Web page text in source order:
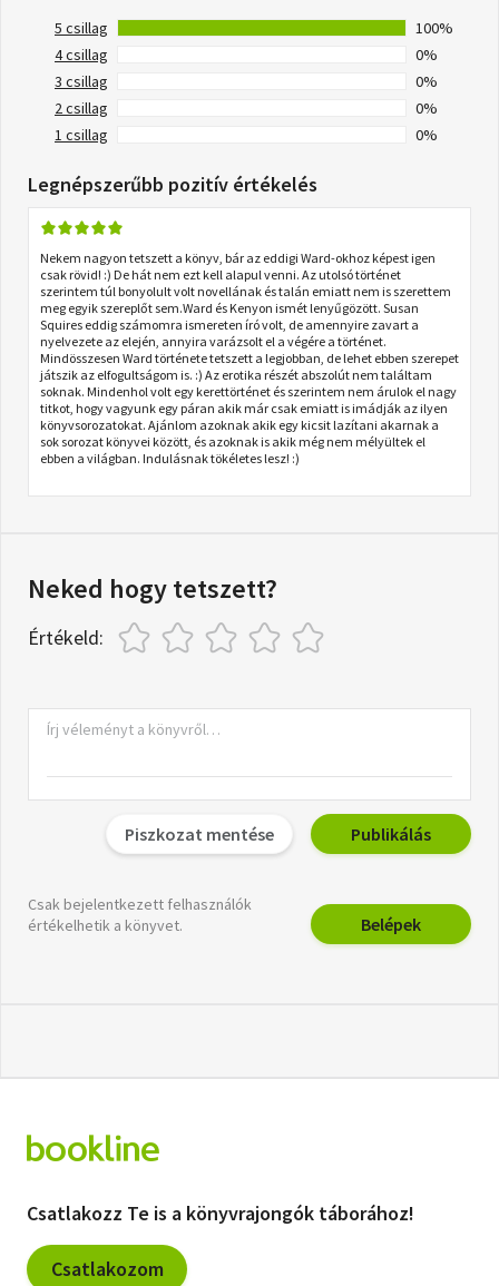
5 csillag
100%
4 csillag
0%
3 csillag
0%
2 csillag
0%
1 csillag
0%
Legnépszerűbb pozitív értékelés
Nekem nagyon tetszett a könyv, bár az eddigi Ward-okhoz képest igen
csak rövid! :) De hát nem ezt kell alapul venni. Az utolsó történet
szerintem túl bonyolult volt novellának és talán emiatt nem is szerettem
meg egyik szereplőt sem.Ward és Kenyon ismét lenyűgözött. Susan
Squires eddig számomra ismereten író volt, de amennyire zavart a
nyelvezete az elején, annyira varázsolt el a végére a történet.
Mindösszesen Ward története tetszett a legjobban, de lehet ebben szerepet
játszik az elfogultságom is. :) Az erotika részét abszolút nem találtam
soknak. Mindenhol volt egy kerettörténet és szerintem nem árulok el nagy
titkot, hogy vagyunk egy páran akik már csak emiatt is imádják az ilyen
könyvsorozatokat. Ajánlom azoknak akik egy kicsit lazítani akarnak a
sok sorozat könyvei között, és azoknak is akik még nem mélyültek el
ebben a világban. Indulásnak tökéletes lesz! :)
Neked hogy tetszett?
Értékeld:
Piszkozat mentése Publikálás
Csak bejelentkezett felhasználók
értékelhetik a könyvet.
Belépek
Csatlakozz Te is a könyvrajongók táborához!
Csatlakozom